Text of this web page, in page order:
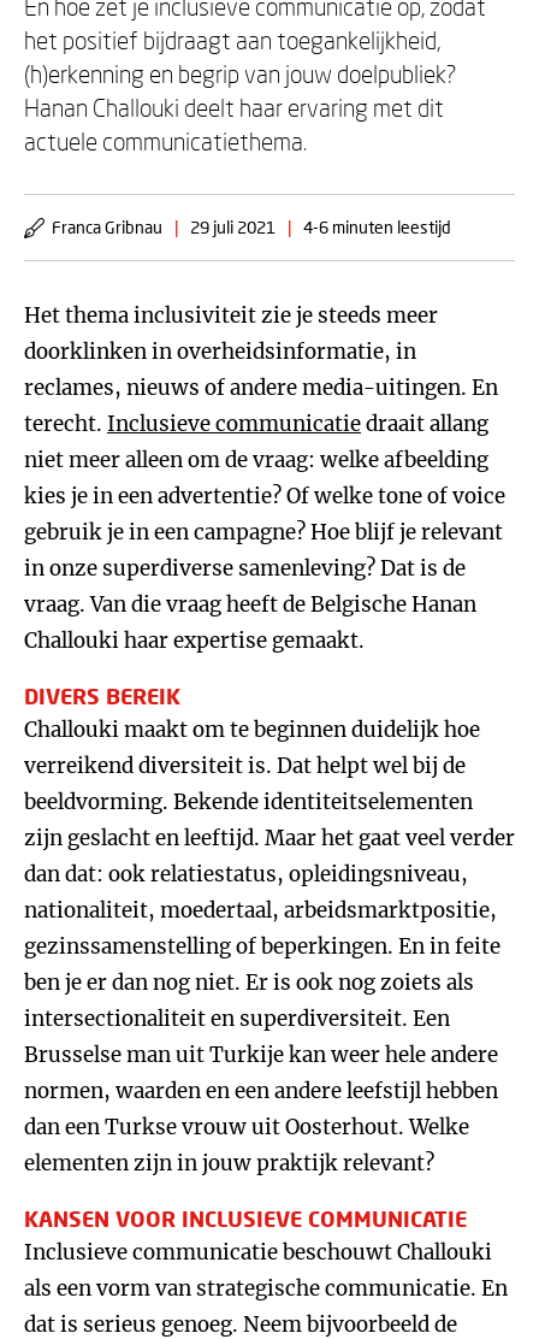
En hoe zet je inclusieve communicatie op, zodat
het positief bijdraagt aan toegankelijkheid,
(h)erkenning en begrip van jouw doelpubliek?
Hanan Challouki deelt haar ervaring met dit
actuele communicatiethema.
Franca Gribnau | 29 juli 2021 | 4-6 minuten leestijd
Het thema inclusiviteit zie je steeds meer
doorklinken in overheidsinformatie, in
reclames, nieuws of andere media-uitingen. En
terecht. Inclusieve communicatiedraait allang
niet meer alleen om de vraag: welke afbeelding
kies je in een advertentie? Of welke tone of voice
gebruik je in een campagne? Hoe blijf je relevant
in onze superdiverse samenleving? Dat is de
vraag. Van die vraag heeft de Belgische Hanan
Challouki haar expertise gemaakt.
DIVERS BEREIK
Challouki maakt om te beginnen duidelijk hoe
verreikend diversiteit is. Dat helpt wel bij de
beeldvorming. Bekende identiteitselementen
zijn geslacht en leeftijd. Maar het gaat veel verder
dan dat: ook relatiestatus, opleidingsniveau,
nationaliteit, moedertaal, arbeidsmarktpositie,
gezinssamenstelling of beperkingen. En in feite
ben je er dan nog niet. Er is ook nog zoiets als
intersectionaliteit en superdiversiteit. Een
Brusselse man uit Turkije kan weer hele andere
normen, waarden en een andere leefstijl hebben
dan een Turkse vrouw uit Oosterhout. Welke
elementen zijn in jouw praktijk relevant?
KANSEN VOOR INCLUSIEVE COMMUNICATIE
Inclusieve communicatie beschouwt Challouki
als een vorm van strategische communicatie. En
dat is serieus genoeg. Neem bijvoorbeeld de